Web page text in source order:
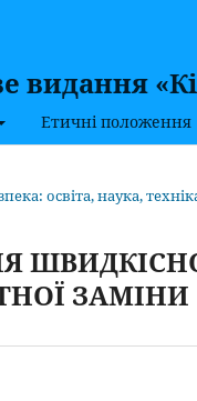
Етичні положення
освіта, наука,
ЗАМІНИ